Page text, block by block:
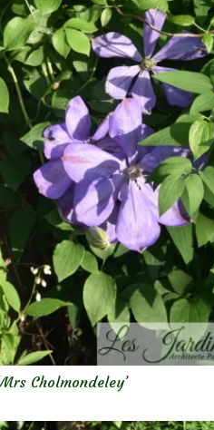
Cholmondeley’